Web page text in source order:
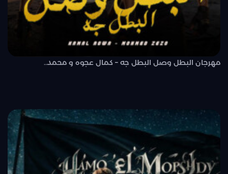
مهرجان البطل وصل البطل جه – كمال عجوه و محمد..